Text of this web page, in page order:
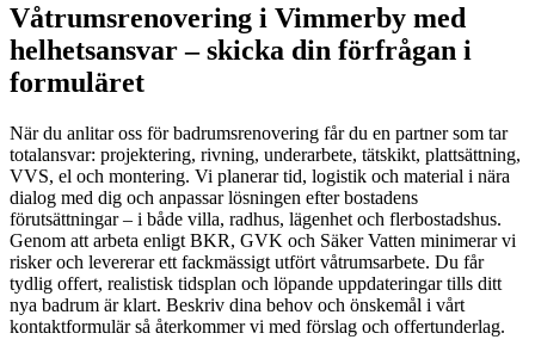
Våtrumsrenovering i Vimmerby med
helhetsansvar – skicka din förfrågan i
formuläret
När du anlitar oss för badrumsrenovering får du en partner som tar
totalansvar: projektering, rivning, underarbete, tätskikt, plattsättning,
VVS, el och montering. Vi planerar tid, logistik och material i nära
dialog med dig och anpassar lösningen efter bostadens
förutsättningar – i både villa, radhus, lägenhet och flerbostadshus.
Genom att arbeta enligt BKR, GVK och Säker Vatten minimerar vi
risker och levererar ett fackmässigt utfört våtrumsarbete. Du får
tydlig offert, realistisk tidsplan och löpande uppdateringar tills ditt
nya badrum är klart. Beskriv dina behov och önskemål i vårt
kontaktformulär så återkommer vi med förslag och offertunderlag.